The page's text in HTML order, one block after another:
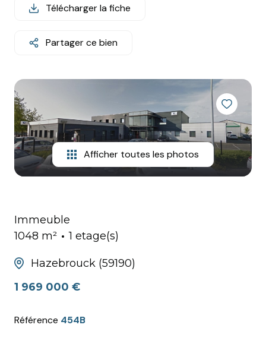
LOUER
PROGRAMMES
VENDU
!
HONORAIRES
Télécharger la fiche
Partager ce bien
Afficher toutes les photos
Immeuble
1048 m²
1 etage(s)
Hazebrouck (59190)
1 969 000 €
Référence 454B